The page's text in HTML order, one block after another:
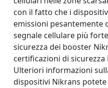
con il fatto che i
emissioni pesantemente
segnale cellulare più
sicurezza dei booster
certificazioni di sicurezza
Ulteriori informazioni
dispositivi Nikrans